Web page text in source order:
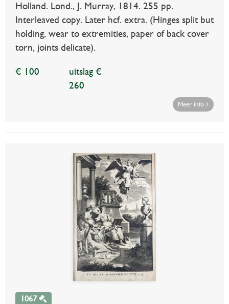
Holland. Lond., J. Murray, 1814. 255 pp.
Interleaved copy. Later hcf. extra. (Hinges split but
holding, wear to extremities, paper of back cover
torn, joints delicate).
€ 100
uitslag €
260
Meer info
1067